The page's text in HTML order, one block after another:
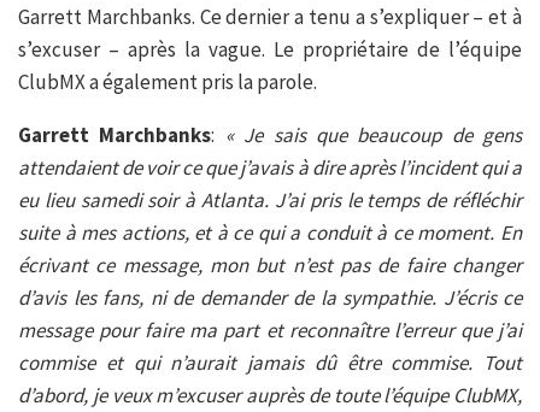
Garrett Marchbanks. Ce dernier a tenu a s’expliquer – et à
s’excuser – après la vague. Le propriétaire de l’équipe
ClubMX a également pris la parole.
Garrett Marchbanks: « Je sais que beaucoup de gens
attendaient de voir ce que j’avais à dire après l’incident qui a
eu lieu samedi soir à Atlanta. J’ai pris le temps de réfléchir
suite à mes actions, et à ce qui a conduit à ce moment. En
écrivant ce message, mon but n’est pas de faire changer
d’avis les fans, ni de demander de la sympathie. J’écris ce
message pour faire ma part et reconnaître l’erreur que j’ai
commise et qui n’aurait jamais dû être commise. Tout
d’abord, je veux m’excuser auprès de toute l’équipe ClubMX,